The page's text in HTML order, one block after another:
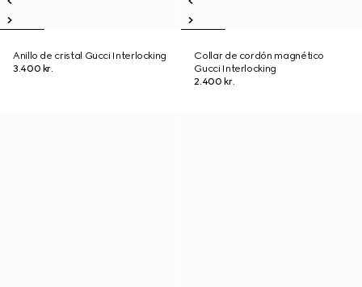
Anillo de cristal Gucci Interlocking
3.400 kr.
Collar de cordón magnético
Gucci Interlocking
2.400 kr.